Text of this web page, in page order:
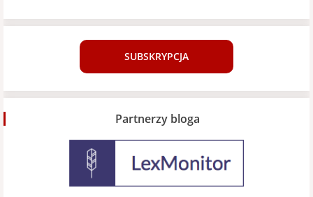
SUBSKRYPCJA
Partnerzy bloga